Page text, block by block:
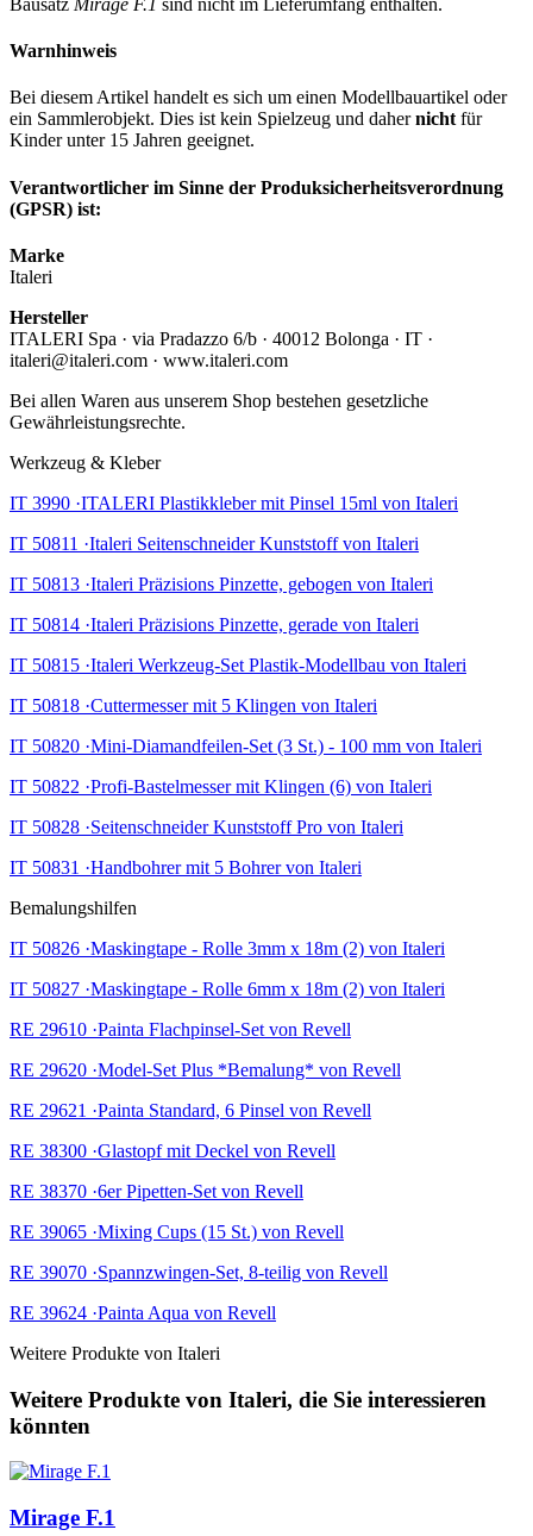
Warnhinweis
Bei diesem Artikel handelt es sich um einen Modellbauartikel oder
ein Sammlerobjekt. Dies ist kein Spielzeug und dahernicht für
Kinder unter 15 Jahren geeignet.
Verantwortlicher im Sinne der Produksicherheitsverordnung
(GPSR) ist:
Marke
Italeri
Hersteller
ITALERI Spa · via Pradazzo 6/b · 40012 Bolonga · IT ·
italeri@italeri.com · www.italeri.com
Bei allen Waren aus unserem Shop bestehen gesetzliche
Gewährleistungsrechte.
Werkzeug & Kleber
IT 3990 ·ITALERI Plastikkleber mit Pinsel 15ml von Italeri
IT 50811 ·Italeri Seitenschneider Kunststoff von Italeri
IT 50813 ·Italeri Präzisions Pinzette, gebogen von Italeri
IT 50814 ·Italeri Präzisions Pinzette, gerade von Italeri
IT 50815 ·Italeri Werkzeug-Set Plastik-Modellbau von Italeri
IT 50818 ·Cuttermesser mit 5 Klingen von Italeri
IT 50820 ·Mini-Diamandfeilen-Set (3 St.) - 100 mm von Italeri
IT 50822 ·Profi-Bastelmesser mit Klingen (6) von Italeri
IT 50828 ·Seitenschneider Kunststoff Pro von Italeri
IT 50831 ·Handbohrer mit 5 Bohrer von Italeri
Bemalungshilfen
IT 50826 ·Maskingtape - Rolle 3mm x 18m (2) von Italeri
IT 50827 ·Maskingtape - Rolle 6mm x 18m (2) von Italeri
RE 29610 ·Painta Flachpinsel-Set von Revell
RE 29620 ·Model-Set Plus *Bemalung* von Revell
RE 29621 ·Painta Standard, 6 Pinsel von Revell
RE 38300 ·Glastopf mit Deckel von Revell
RE 38370 ·6er Pipetten-Set von Revell
RE 39065 ·Mixing Cups (15 St.) von Revell
RE 39070 ·Spannzwingen-Set, 8-teilig von Revell
RE 39624 ·Painta Aqua von Revell
Weitere Produkte von Italeri
Weitere Produkte von Italeri, die Sie interessieren
könnten
Mirage F.1